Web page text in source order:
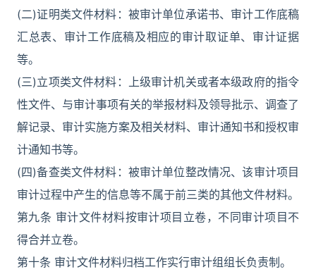
(二)证明类文件材料：被审计单位承诺书、审计工作底稿
汇总表、审计工作底稿及相应的审计取证单、审计证据
等。
(三)立项类文件材料：上级审计机关或者本级政府的指令
性文件、与审计事项有关的举报材料及领导批示、调查了
解记录、审计实施方案及相关材料、审计通知书和授权审
计通知书等。
(四)备查类文件材料：被审计单位整改情况、该审计项目
审计过程中产生的信息等不属于前三类的其他文件材料。
第九条 审计文件材料按审计项目立卷，不同审计项目不
得合并立卷。
第十条 审计文件材料归档工作实行审计组组长负责制。